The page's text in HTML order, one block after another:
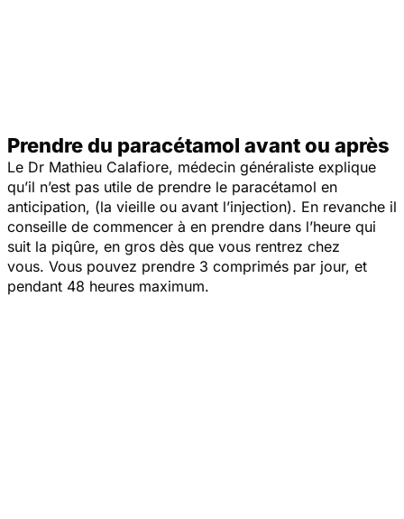
Prendre du paracétamol avant ou après
Le Dr Mathieu Calafiore, médecin généraliste explique
qu’il n’est pas utile de prendre le paracétamol en
anticipation, (la vieille ou avant l’injection). En revanche il
conseille de commencer à en prendre dans l’heure qui
suit la piqûre, en gros dès que vous rentrez chez
vous. Vous pouvez prendre 3 comprimés par jour, et
pendant 48 heures maximum.